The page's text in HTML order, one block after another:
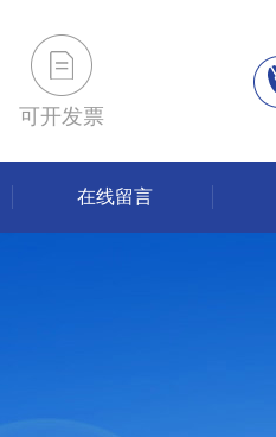
可开发票
在线留言